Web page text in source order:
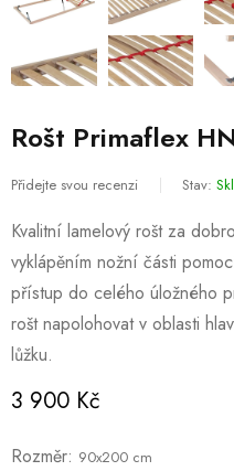
Rošt Primaflex
Přidejte svou recenzi Stav:
Kvalitní lamelový rošt za
vyklápěním nožní části
přístup do celého úložného
rošt napolohovat v oblasti
lůžku.
3 900 Kč
Rozměr 90x200 cm